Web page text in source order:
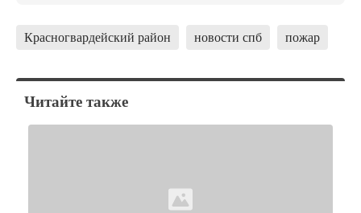
Красногвардейский район новости спб пожар
Читайте также